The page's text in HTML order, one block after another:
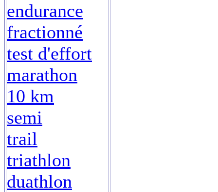
endurance
fractionné
test d'effort
marathon
10 km
semi
trail
triathlon
duathlon